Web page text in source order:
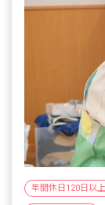
年間休日120日以上